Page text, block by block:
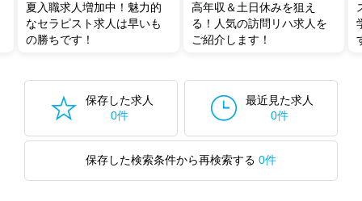
夏入職求人増加中！魅力的
なセラピスト求人は早いも
の勝ちです！
高年収＆土日休みを狙え
る！人気の訪問リハ求人を
ご紹介します！
保存した求人
0件
最近見た求人
0件
保存した検索条件から再検索する 0件